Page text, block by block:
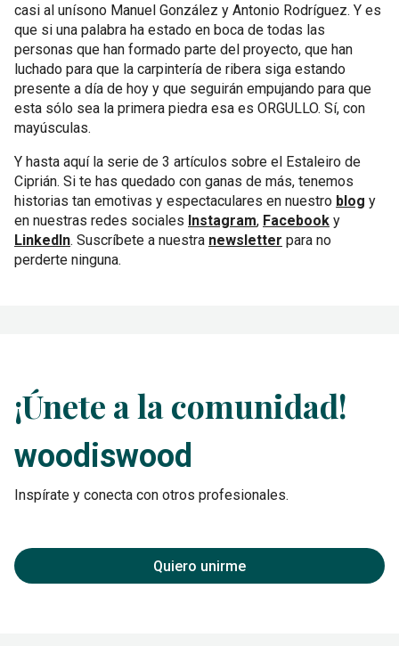
casi al unísono Manuel González y Antonio Rodríguez. Y es
que si una palabra ha estado en boca de todas las
personas que han formado parte del proyecto, que han
luchado para que la carpintería de ribera siga estando
presente a día de hoy y que seguirán empujando para que
esta sólo sea la primera piedra esa es ORGULLO. Sí, con
mayúsculas.
Y hasta aquí la serie de 3 artículos sobre el Estaleiro de
Ciprián. Si te has quedado con ganas de más, tenemos
historias tan emotivas y espectaculares en nuestro blog y
en nuestras redes sociales Instagram, Facebook y
LinkedIn. Suscríbete a nuestra newsletter para no
perderte ninguna.
¡Únete a la comunidad!
woodiswood
Inspírate y conecta con otros profesionales.
Quiero unirme